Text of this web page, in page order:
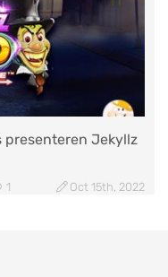
presenteren Jekyllz
1 Oct 15th, 2022